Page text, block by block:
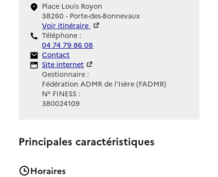
Place Louis Royon
38260 - Porte-des-Bonnevaux
Voir itinéraire
Téléphone :
04 74 79 86 08
Contact
Contact
Site Internet
Site internet
Gestionnaire :
Fédération ADMR de l'Isère (FADMR)
N° FINESS :
380024109
Principales caractéristiques
Horaires